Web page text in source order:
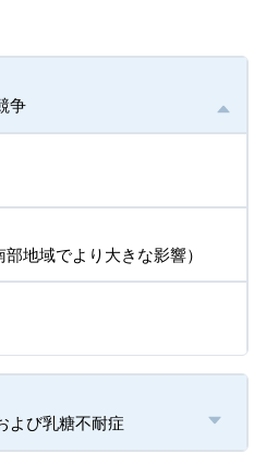
争
地域でより大きな影響）
よび乳糖不耐症